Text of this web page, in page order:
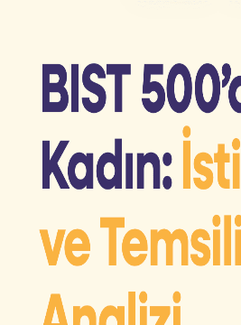
BIST 500'de
istihdamının
keşfedin.
Kadın istihdamı ve yönetim
yalnızca bir eşitlik meselesi değil;
riski ve yatırımcı algısı üzerinde
stratejik bir konu. Bu rapor, BIST
durumu veri odaklı bir bakış